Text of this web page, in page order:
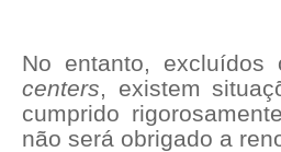
No entanto,
centers , existem
cumprido
não será obrigado a